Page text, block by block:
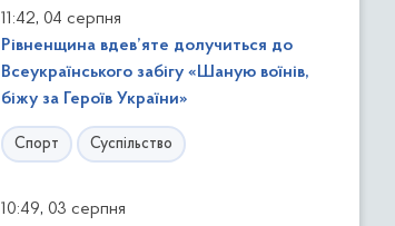
11:42, 04 серпня
Рівненщина вдев’яте долучиться до
Всеукраїнського забігу «Шаную воїнів,
біжу за Героїв України»
Спорт Суспільство
10:49, 03 серпня